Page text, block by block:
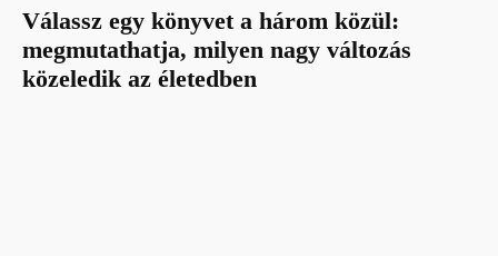
Válassz egy könyvet a három közül:
megmutathatja, milyen nagy változás
közeledik az életedben